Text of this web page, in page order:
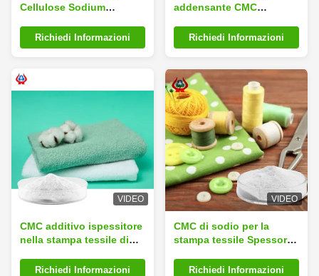
Cellulose Sodium
tessile
Richiedi Informazioni
addensante CMC
Sodium
Richiedi Informazioni
VIDEO
CMC additivo ispessitore
nella stampa tessile di
Richiedi Informazioni
VIDEO
CMC di sodio per la
stampa tessile Spessore
Richiedi Informazioni